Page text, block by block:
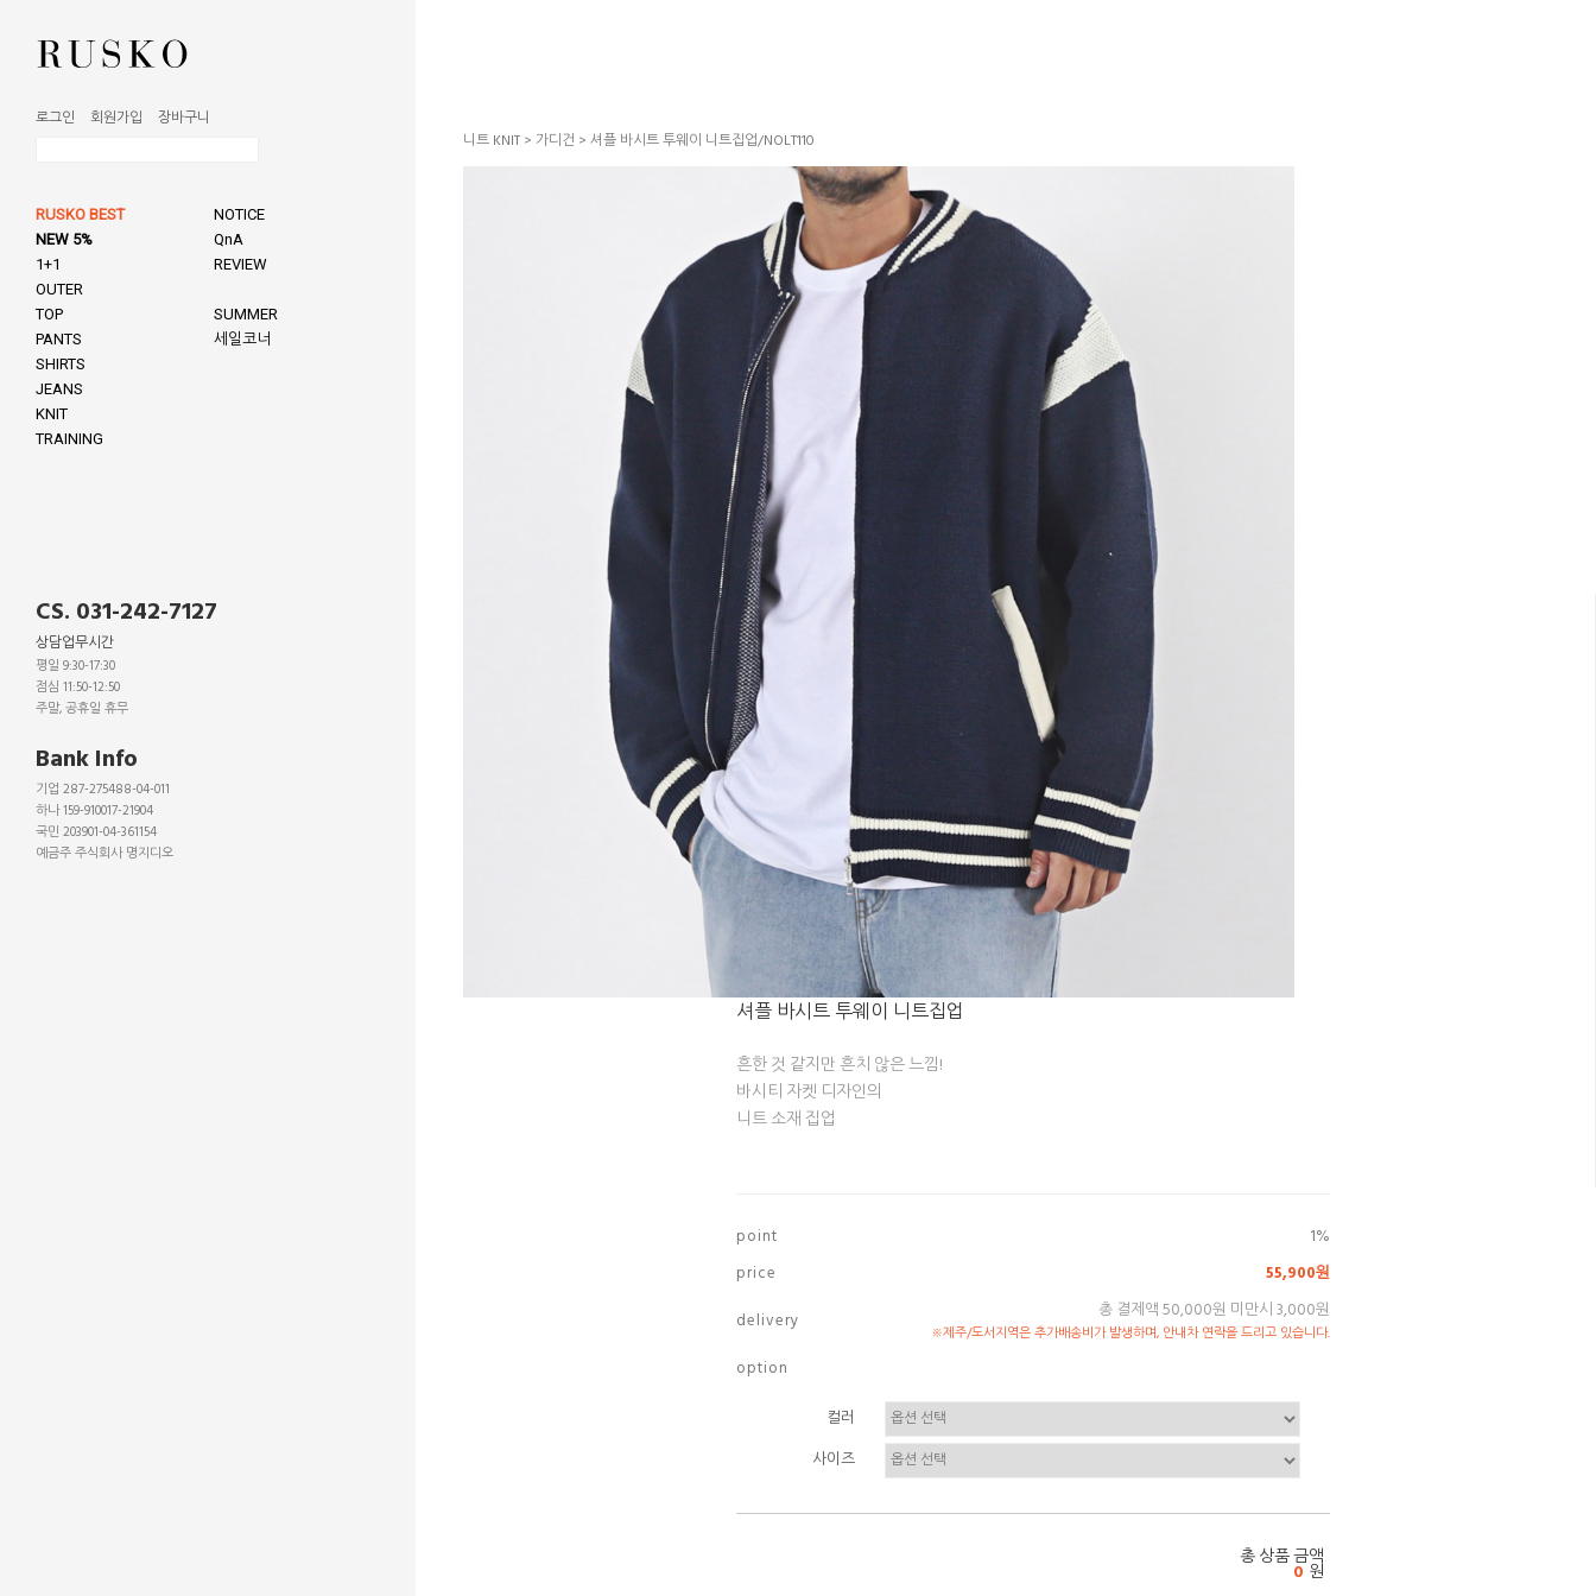
로그인 회원가입 장바구니
RUSKO BEST
NEW 5%
1+1
OUTER
TOP
PANTS
SHIRTS
JEANS
KNIT
TRAINING
NOTICE
QnA
REVIEW
SUMMER
세일코너
CS. 031-242-7127
상담업무시간
평일 9:30-17:30
점심 11:50-12:50
주말, 공휴일 휴무
Bank Info
기업 287-275488-04-011
하나 159-910017-21904
국민 203901-04-361154
예금주 주식회사 명지디오
니트 KNIT > 가디건 > 셔플 바시트 투웨이 니트집업/NOLT110
셔플 바시트 투웨이 니트집업
흔한 것 같지만 흔치 않은 느낌!
바시티 자켓 디자인의
니트 소재 집업
p o i n t
1%
p r i c e
55,900원
d e l i v e r y
총 결제액 50,000원 미만시 3,000원
※제주/도서지역은 추가배송비가 발생하며, 안내차 연락을 드리고 있습니다.
o p t i o n
컬러
사이즈
총 상품 금액
0 원